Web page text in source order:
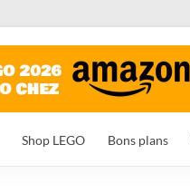
Shop LEGO Bons plans